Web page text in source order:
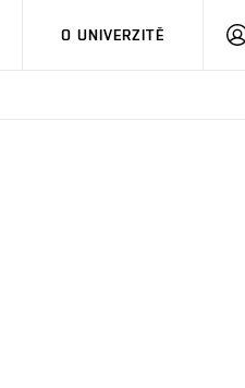
O UNIVERZITĚ